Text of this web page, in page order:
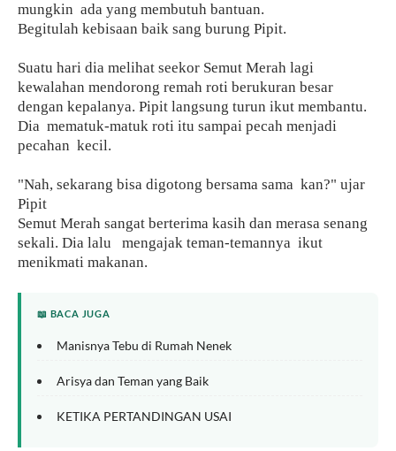
mungkin ada yang membutuh bantuan.
Begitulah kebisaan baik sang burung Pipit.
Suatu hari dia melihat seekor Semut Merah lagi
kewalahan mendorong remah roti berukuran besar
dengan kepalanya. Pipit langsung turun ikut membantu.
Dia mematuk-matuk roti itu sampai pecah menjadi
pecahan kecil.
"Nah, sekarang bisa digotong bersama sama kan?" ujar
Pipit
Semut Merah sangat berterima kasih dan merasa senang
sekali. Dia lalu
mengajak teman-temannya ikut
menikmati makanan.
📖 BACA JUGA
Manisnya Tebu di Rumah Nenek
Arisya dan Teman yang Baik
KETIKA PERTANDINGAN USAI